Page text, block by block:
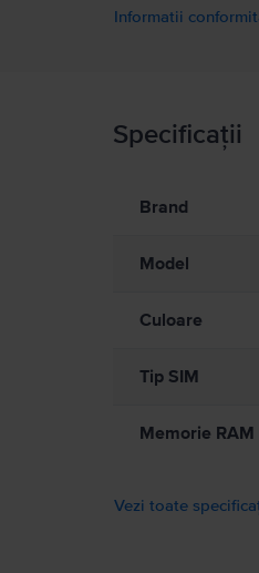
Informatii
Informatii
Specificații
Brand
Model
Culoare
Tip SIM
Memorie RAM
Vezi toate